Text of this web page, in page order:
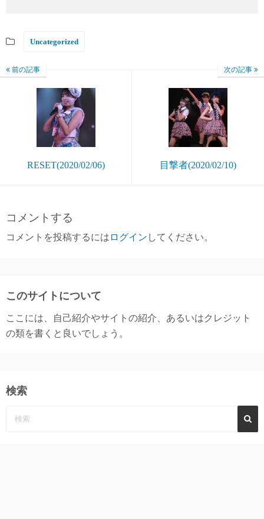
Uncategorized
前の記事
RESET(2020/02/06)
次の記事
目撃者(2020/02/10)
コメントする
コメントを投稿するには ログイン してください。
このサイトについて
ここには、自己紹介やサイトの紹介、あるいはクレジット
の類を書くと良いでしょう。
検索